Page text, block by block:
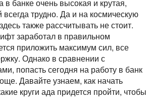
в банке очень высокая и крутая,
трудно. Да и на космическую
также рассчитывать не стоит.
заработал в правильном
приложить максимум сил, все
Однако в сравнении с
попасть сегодня на работу в банк
Давайте узнаем, как начать
круги ада придется пройти, чтобы